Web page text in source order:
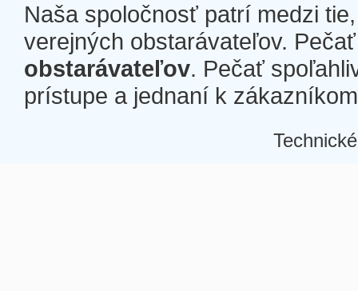
Naša spoločnosť patrí medzi
verejných obstarávateľov.
obstarávateľov. Pečať
prístupe a jednaní k